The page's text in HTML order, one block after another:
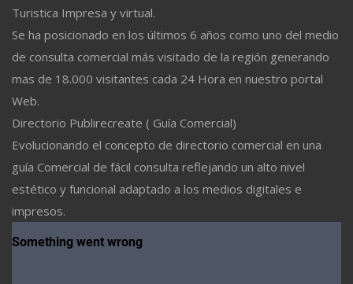
Turistica Impresa y virtual.
Se ha posicionado en los últimos 6 años como uno del medio
de consulta comercial más visitado de la región generando
mas de 18.000 visitantes cada 24 Hora en nuestro portal
Web.
Directorio Publirecreate ( Guía Comercial)
Evolucionando el concepto de directorio comercial en una
guía Comercial de fácil consulta reflejando un alto nivel
estético y funcional adaptado a los medios digitales e
impresos.